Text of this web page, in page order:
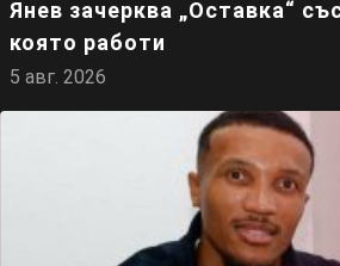
Янев зачерква „Оставка“
която работи
5 авг. 2026